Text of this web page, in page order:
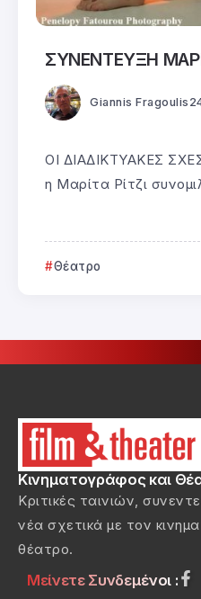
ΣΥΝΕΝΤΕΥΞΗ
Giannis Fragoulis
ΟΙ ΔΙΑΔΙΚΤΥΑΚΕΣ
η Μαρίτα Ρίτζι
Θέατρο
Κινηματογράφος και
Κριτικές ταινιών,
νέα σχετικά με τον
θέατρο.
Μείνετε Συνδεμένοι :